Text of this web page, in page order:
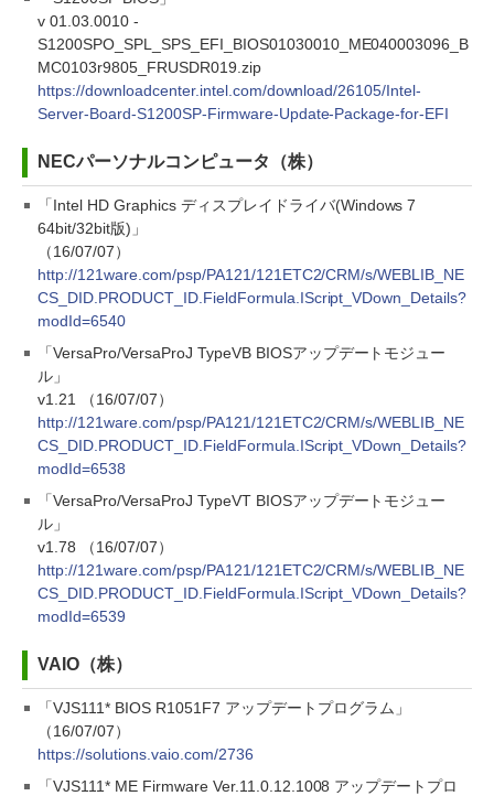
v 01.03.0010 -
S1200SPO_SPL_SPS_EFI_BIOS01030010_ME040003096_B
MC0103r9805_FRUSDR019.zip
https://downloadcenter.intel.com/download/26105/Intel-
Server-Board-S1200SP-Firmware-Update-Package-for-EFI
NECパーソナルコンピュータ（株）
「Intel HD Graphics ディスプレイドライバ(Windows 7
64bit/32bit版)」
（16/07/07）
http://121ware.com/psp/PA121/121ETC2/CRM/s/WEBLIB_NE
CS_DID.PRODUCT_ID.FieldFormula.IScript_VDown_Details?
modId=6540
「VersaPro/VersaProJ TypeVB BIOSアップデートモジュー
ル」
v1.21 （16/07/07）
http://121ware.com/psp/PA121/121ETC2/CRM/s/WEBLIB_NE
CS_DID.PRODUCT_ID.FieldFormula.IScript_VDown_Details?
modId=6538
「VersaPro/VersaProJ TypeVT BIOSアップデートモジュー
ル」
v1.78 （16/07/07）
http://121ware.com/psp/PA121/121ETC2/CRM/s/WEBLIB_NE
CS_DID.PRODUCT_ID.FieldFormula.IScript_VDown_Details?
modId=6539
VAIO（株）
「VJS111* BIOS R1051F7 アップデートプログラム」
（16/07/07）
https://solutions.vaio.com/2736
「VJS111* ME Firmware Ver.11.0.12.1008 アップデートプロ